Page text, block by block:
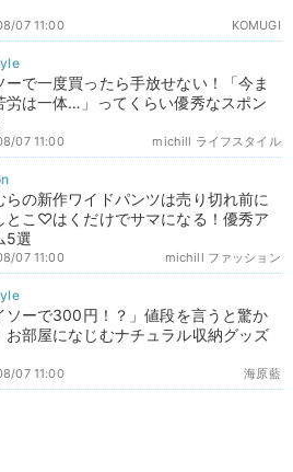
KOMUGI
07 11:00
ーで一度買ったら手放せない！「今ま
労は一体…」ってくらい優秀なスポン
michill ライフスタイル
07 11:00
らの新作ワイドパンツは売り切れ前に
とこ♡はくだけでサマになる！優秀ア
5選
michill ファッション
07 11:00
ソーで300円！？」値段を言うと驚か
お部屋になじむナチュラル収納グッズ
海原藍
07 11:00